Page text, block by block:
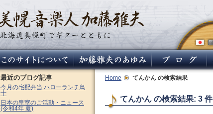
Home てんかん の検索結果
てんかん の検索結果: 3 件
最近のブログ記事
今月の宅配弁当 ハローランチ鳥
十
日本の皇室のご活動・ニュース
(令和4年 夏)